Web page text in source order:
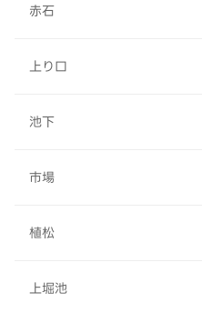
赤石
上り口
池下
市場
植松
上堀池